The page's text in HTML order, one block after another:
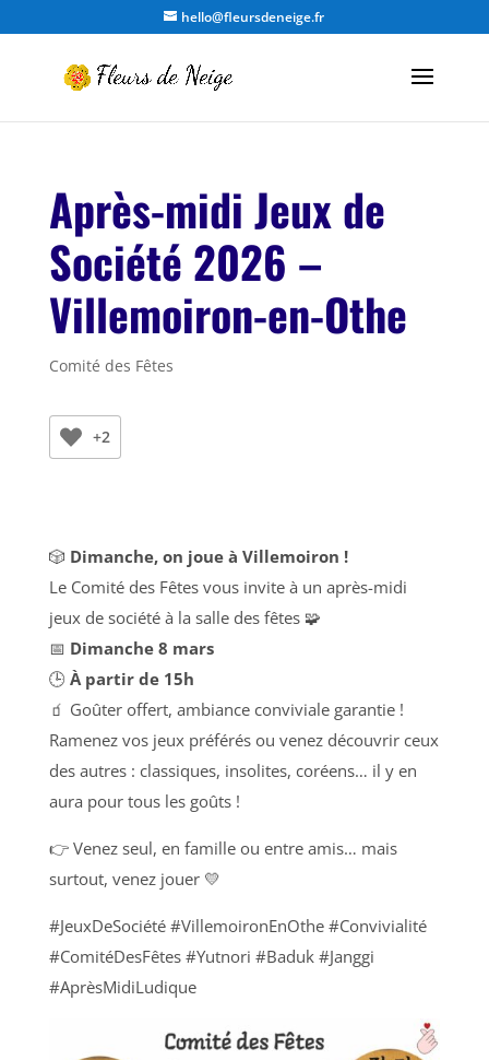
hello@fleursdeneige.fr
Après-midi Jeux de
Société 2026 –
Villemoiron-en-Othe
Comité des Fêtes
+2
🎲 Dimanche, on joue à Villemoiron !
Le Comité des Fêtes vous invite à un après-midi
jeux de société à la salle des fêtes 🧩
📅 Dimanche 8 mars
🕒 À partir de 15h
🧃 Goûter offert, ambiance conviviale garantie !
Ramenez vos jeux préférés ou venez découvrir ceux
des autres : classiques, insolites, coréens… il y en
aura pour tous les goûts !
👉 Venez seul, en famille ou entre amis… mais
surtout, venez jouer 💛
#JeuxDeSociété #VillemoironEnOthe #Convivialité
#ComitéDesFêtes #Yutnori #Baduk #Janggi
#AprèsMidiLudique